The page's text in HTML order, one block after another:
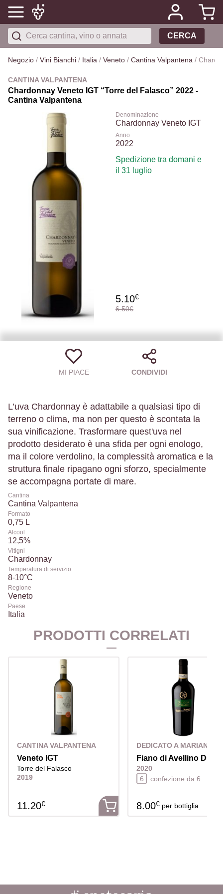
CERCA
Negozio / Vini Bianchi / Italia / Veneto / Cantina Valpantena /
CANTINA VALPANTENA
Chardonnay Veneto IGT “Torre del Falasco” 2022 -
Cantina Valpantena
Denominazione
Chardonnay Veneto IGT
Anno
2022
Spedizione tra domani e
il 31 luglio
5.10€
6.50€
MI PIACE CONDIVIDI
L’uva Chardonnay è adattabile a qualsiasi tipo di
terreno o clima, ma non per questo è scontata la
sua vinificazione. Trasformare quest'uva nel
prodotto desiderato è una sfida per ogni enologo,
ma il colore verdolino, la complessità aromatica e la
struttura finale ripagano ogni sforzo, specialmente
se accompagna portate di mare.
Cantina
Cantina Valpantena
Formato
0,75 L
Alcool
12,5%
Vitigni
Chardonnay
Temperatura di servizio
8-10°C
Regione
Veneto
Paese
Italia
PRODOTTI CORRELATI
CANTINA VALPANTENA
Veneto IGT
Torre del Falasco
2019
11.20€
DEDICATO A MARIANNA
Fiano di Avellino
2020
6
confezione da 6
8.00€ per bottiglia